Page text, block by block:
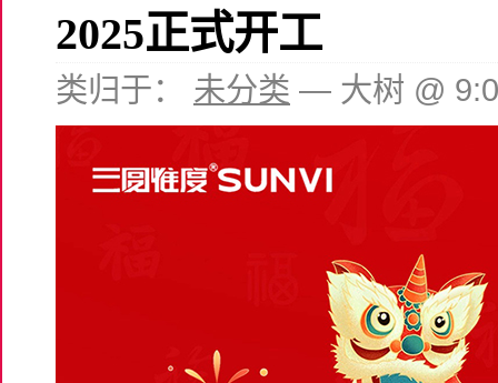
2025正式开工
类归于： 未分类 — 大树 @